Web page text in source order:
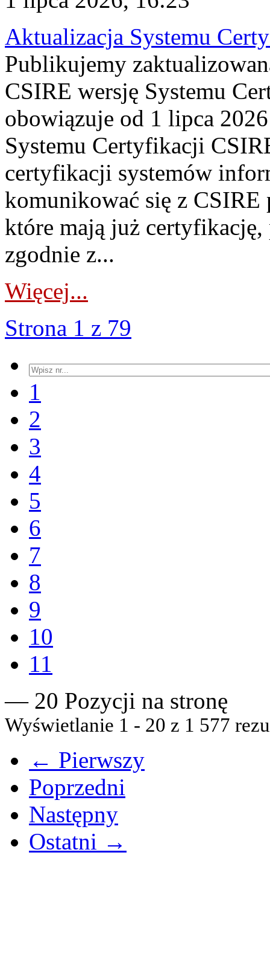
Aktualizacja Systemu
Publikujemy
CSIRE wersję Systemu
obowiązuje od 1 lipca
Systemu Certyfikacji
certyfikacji systemów
komunikować się z
które mają już
zgodnie z...
Więcej...
Strona 1 z 79
1
2
3
4
5
6
7
8
9
10
11
— 20 Pozycji na stronę
Wyświetlanie 1 - 20 z 1 577
← Pierwszy
Poprzedni
Następny
Ostatni →